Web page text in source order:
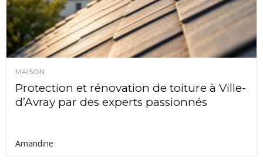
MAISON
Protection et rénovation de toiture à Ville-
d’Avray par des experts passionnés
Amandine